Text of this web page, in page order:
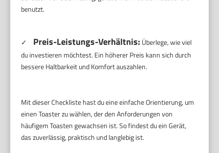
benutzt.
✓ Preis-Leistungs-Verhältnis: Überlege, wie viel
du investieren möchtest. Ein höherer Preis kann sich durch
bessere Haltbarkeit und Komfort auszahlen.
Mit dieser Checkliste hast du eine einfache Orientierung, um
einen Toaster zu wählen, der den Anforderungen von
häufigem Toasten gewachsen ist. So findest du ein Gerät,
das zuverlässig, praktisch und langlebig ist.